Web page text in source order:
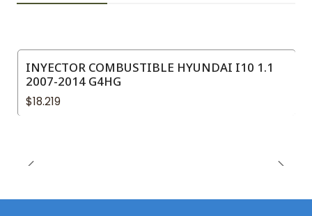
INYECTOR COMBUSTIBLE HYUNDAI I10 1.1
2007-2014 G4HG
$18.219